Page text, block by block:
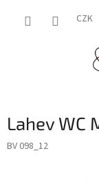
CZK
Lahev WC
BV 098_12